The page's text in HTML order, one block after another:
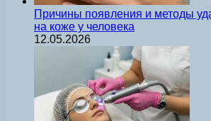
Причины появления и методы
на коже у человека
12.05.2026